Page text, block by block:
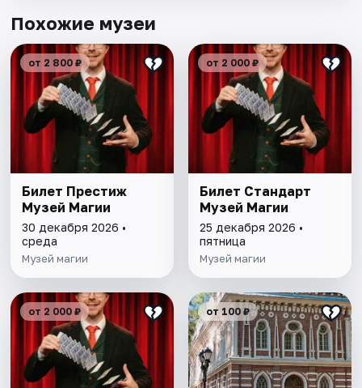
Похожие музеи
от 2 800 ₽
Билет Престиж
Музей Магии
30 декабря 2026 •
среда
Музей магии
от 2 000 ₽
Билет Стандарт
Музей Магии
25 декабря 2026 •
пятница
Музей магии
от 2 000 ₽ от 100 ₽